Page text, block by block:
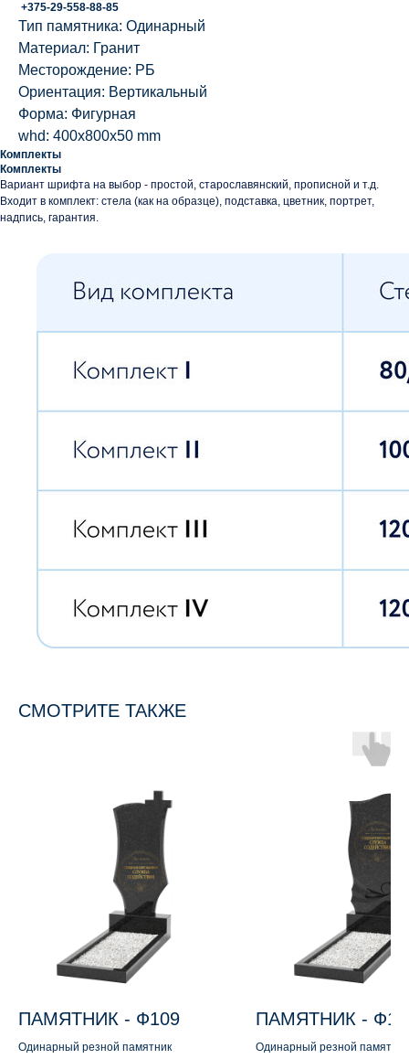
+375-29-558-88-85
Тип памятника: Одинарный
Материал: Гранит
Месторождение: РБ
Ориентация: Вертикальный
Форма: Фигурная
whd: 400x800x50 mm
Комплекты
Комплекты
Вариант шрифта на выбор - простой, старославянский, прописной и т.д.
Входит в комплект: стела (как на образце), подставка, цветник, портрет,
надпись, гарантия.
СМОТРИТЕ ТАКЖЕ
ПАМЯТНИК - Ф109
Одинарный резной памятник
ПАМЯТНИК -
Одинарный резной памятник